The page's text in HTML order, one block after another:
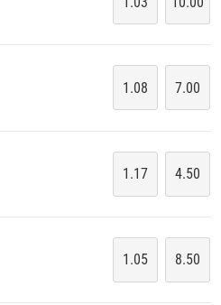
1.08 7.00
1.17 4.50
1.05 8.50